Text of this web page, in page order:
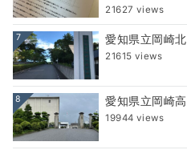
21627 views
7 愛知県立岡崎
21615 views
8 愛知県立岡崎
19944 views